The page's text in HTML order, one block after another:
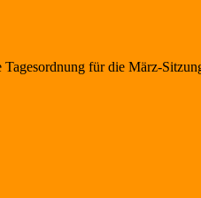
für die März-